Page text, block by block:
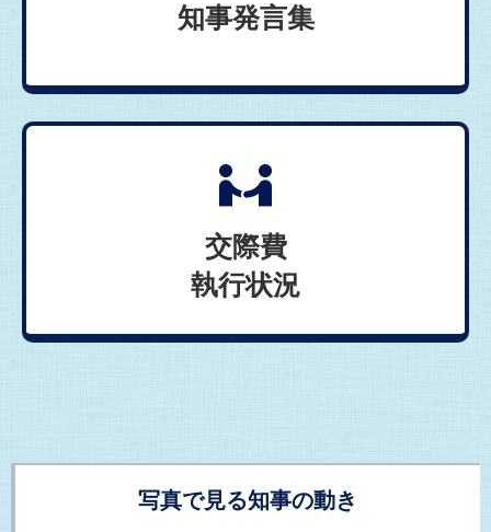
知事発言集
交際費
執行状況
写真で見る知事の動き